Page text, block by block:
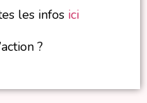
les infos ici
?